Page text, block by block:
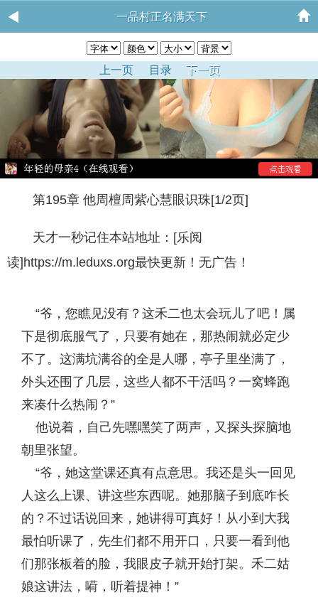
一品村正名满天下
上一页 目录 下一页
第195章 他周檀周紫心慧眼识珠[1/2页]
天才一秒记住本站地址：[乐阅
读]https://m.leduxs.org最快更新！无广告！
“爷，您瞧见没有？这禾二也太会玩儿了吧！属
下是彻底服气了，只要有她在，那热闹就必定少
不了。这满坑满谷的全是人哪，亭子里坐满了，
外头还围了几层，这些人都不干活吗？一窝蜂跑
来凑什么热闹？”
他说着，自己先嘿嘿笑了两声，又探头探脑地
朝里张望。
“爷，她这堂课还真有点意思。我还是头一回见
人这么上课、讲这些东西呢。她那脑子到底咋长
的？不过话说回来，她讲得可真好！从小到大我
最怕听课了，先生们都不用开口，只要一看到他
们那张板着的脸，我眼皮子就开始打架。禾二姑
娘这讲法，嗬，听着提神！”